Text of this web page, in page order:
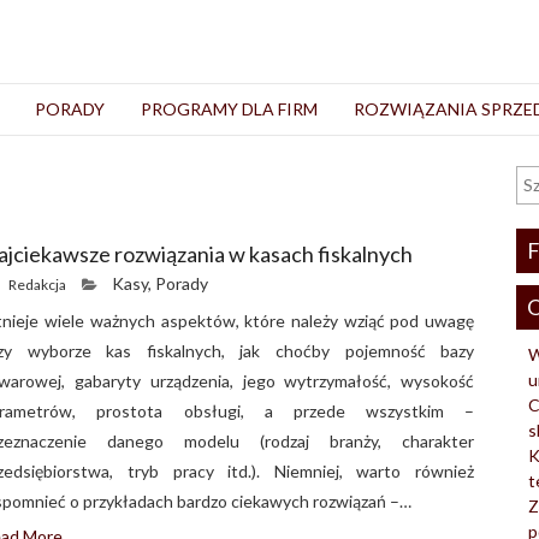
PORADY PROGRAMY DLA FIRM ROZWIĄZANIA
rozwiązania w kasach fiskalnych
Redakcja Kasy, Porady
wiele ważnych aspektów, które należy wziąć pod uwagę
wyborze kas fiskalnych, jak choćby pojemność bazy
gabaryty urządzenia, jego wytrzymałość, wysokość
prostota obsługi, a przede wszystkim –
danego modelu (rodzaj branży, charakter
tryb pracy itd.). Niemniej, warto również
o przykładach bardzo ciekawych rozwiązań –…